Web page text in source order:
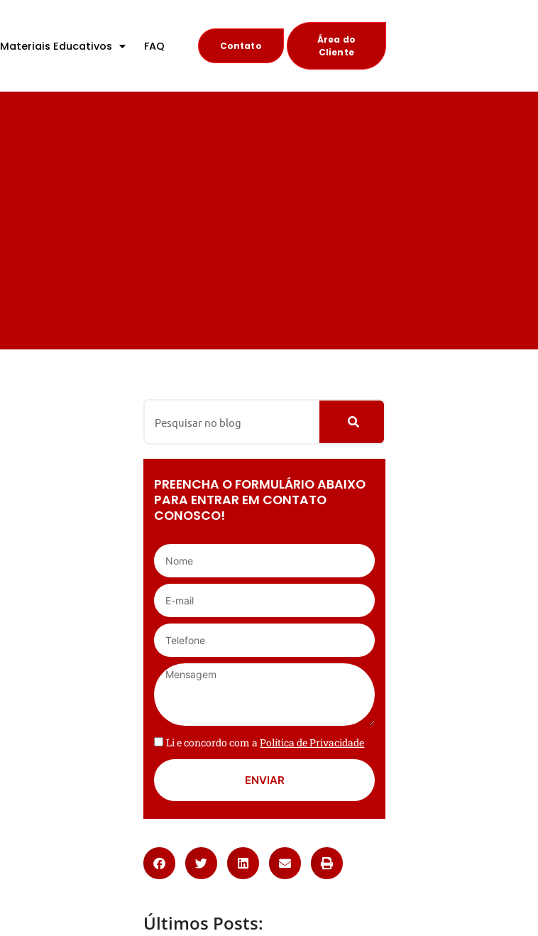
Materiais Educativos FAQ Contato
Área do
Cliente
PREENCHA O FORMULÁRIO ABAIXO
PARA ENTRAR EM CONTATO
CONOSCO!
Li e concordo com aPolítica de Privacidade
ENVIAR
Últimos Posts: